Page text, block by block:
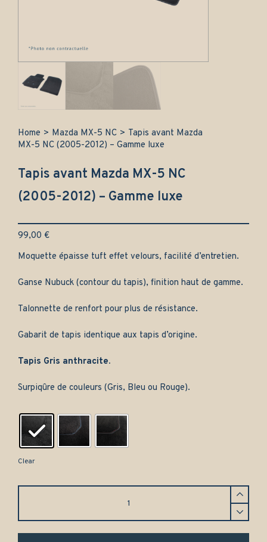
Home > Mazda MX-5 NC > Tapis avant Mazda
MX-5 NC (2005-2012) – Gamme luxe
Tapis avant Mazda MX-5 NC
(2005-2012) – Gamme luxe
99,00 €
Moquette épaisse tuft effet velours, facilité d’entretien.
Ganse Nubuck (contour du tapis), finition haut de gamme.
Talonnette de renfort pour plus de résistance.
Gabarit de tapis identique aux tapis d’origine.
Tapis Gris anthracite.
Surpiqûre de couleurs (Gris, Bleu ou Rouge).
Clear